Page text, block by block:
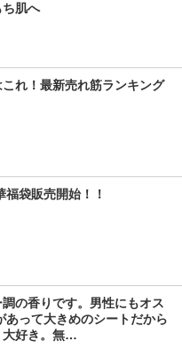
肌へ
れ！最新売れ筋ランキング
袋販売開始！！
の香りです。男性にもオス
あって大きめのシートだから
大好き。無…